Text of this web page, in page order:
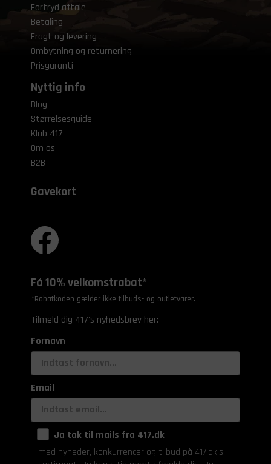
Fortryd aftale
Betaling
Fragt og levering
Ombytning og returnering
Prisgaranti
Nyttig info
Blog
Størrelsesguide
Klub 417
Om os
B2B
Gavekort
Få 10% velkomstrabat*
*Rabatkoden gælder ikke tilbuds- og outletvarer.
Tilmeld dig 417's nyhedsbrev her:
Fornavn
Email
Ja tak til mails fra 417.dk
med nyheder, konkurrencer og tilbud på 417.dk's